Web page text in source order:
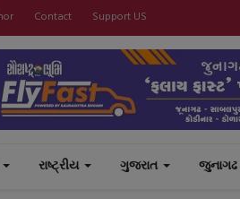
Contact Support US
રાષ્ટ્રીય ગુજરાત જુનાગઢ